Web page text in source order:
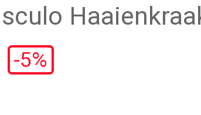
capsules
-5%